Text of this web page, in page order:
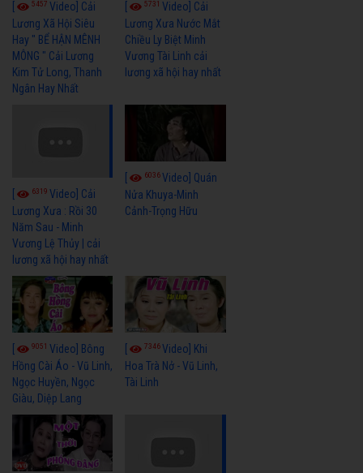
5457 Video] Cải
Lương Xã Hội Siêu
Hay " BỂ HẬN MÊNH
MÔNG " Cải Lương
Kim Tử Long, Thanh
Ngân Hay Nhất
5731Video] Cải
Lương Xưa Nước Mắt
Chiều Ly Biệt Minh
Vương Tài Linh cải
lương xã hội hay nhất
6319 Video] Cải
Lương Xưa : Rồi 30
Năm Sau - Minh
Vương Lệ Thủy | cải
lương xã hội hay nhất
6036Video] Quán
Nửa Khuya-Minh
Cảnh-Trọng Hữu
9051 Video] Bông
Hồng Cài Áo - Vũ Linh,
Ngọc Huyền, Ngọc
Giàu, Diệp Lang
7346Video] Khi
Hoa Trà Nở - Vũ Linh,
Tài Linh